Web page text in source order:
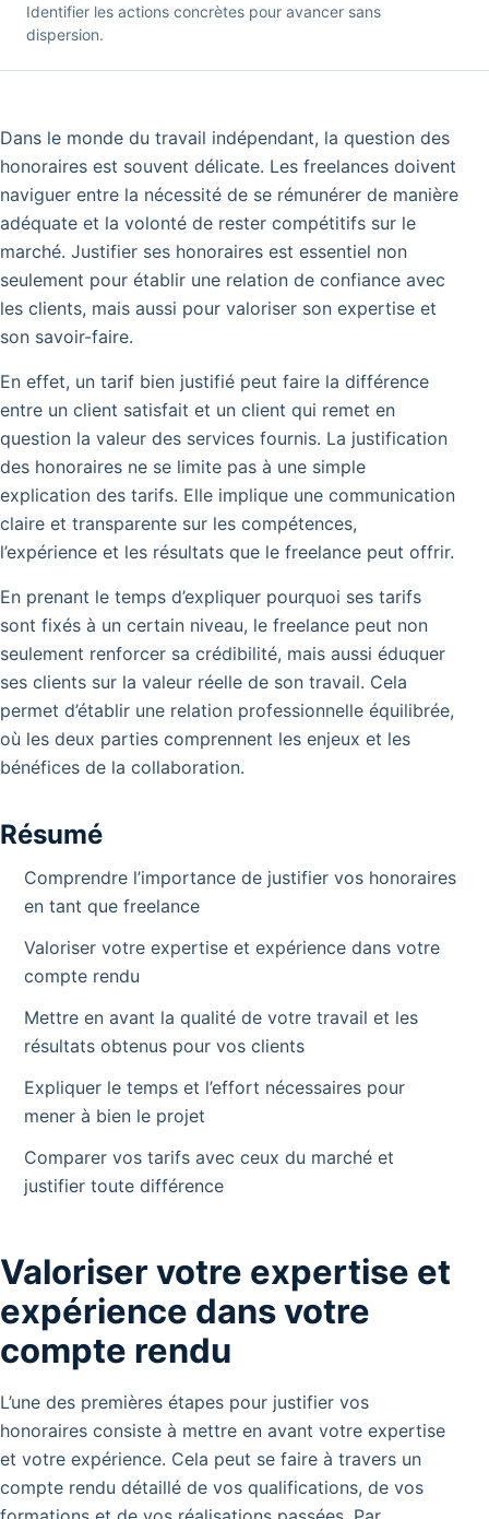
Identifier les actions concrètes pour avancer sans
dispersion.
Dans le monde du travail indépendant, la question des
honoraires est souvent délicate. Les freelances doivent
naviguer entre la nécessité de se rémunérer de manière
adéquate et la volonté de rester compétitifs sur le
marché. Justifier ses honoraires est essentiel non
seulement pour établir une relation de confiance avec
les clients, mais aussi pour valoriser son expertise et
son savoir-faire.
En effet, un tarif bien justifié peut faire la différence
entre un client satisfait et un client qui remet en
question la valeur des services fournis. La justification
des honoraires ne se limite pas à une simple
explication des tarifs. Elle implique une communication
claire et transparente sur les compétences,
l’expérience et les résultats que le freelance peut offrir.
En prenant le temps d’expliquer pourquoi ses tarifs
sont fixés à un certain niveau, le freelance peut non
seulement renforcer sa crédibilité, mais aussi éduquer
ses clients sur la valeur réelle de son travail. Cela
permet d’établir une relation professionnelle équilibrée,
où les deux parties comprennent les enjeux et les
bénéfices de la collaboration.
Résumé
Comprendre l’importance de justifier vos honoraires
en tant que freelance
Valoriser votre expertise et expérience dans votre
compte rendu
Mettre en avant la qualité de votre travail et les
résultats obtenus pour vos clients
Expliquer le temps et l’effort nécessaires pour
mener à bien le projet
Comparer vos tarifs avec ceux du marché et
justifier toute différence
Valoriser votre expertise et
expérience dans votre
compte rendu
L’une des premières étapes pour justifier vos
honoraires consiste à mettre en avant votre expertise
et votre expérience. Cela peut se faire à travers un
compte rendu détaillé de vos qualifications, de vos